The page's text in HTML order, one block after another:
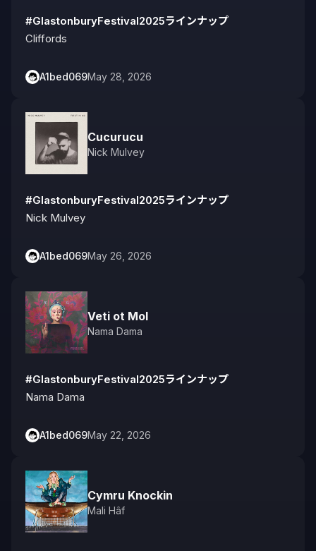
#GlastonburyFestival2025ラインナップ
Cliffords
A1bed069May 28, 2026
Cucurucu
Nick Mulvey
#GlastonburyFestival2025ラインナップ
Nick Mulvey
A1bed069May 26, 2026
Veti ot Mol
Nama Dama
#GlastonburyFestival2025ラインナップ
Nama Dama
A1bed069May 22, 2026
Cymru Knockin
Mali Hâf